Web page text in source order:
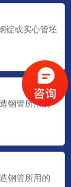
锭或实心管坯
钢管所用的
钢管所用的